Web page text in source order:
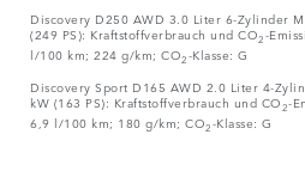
Discovery D250 AWD 3.0 Liter 6-Zylinder
(249 PS): Kraftstoffverbrauch und CO2-
l/100 km; 224 g/km; CO2-Klasse: G
Discovery Sport D165 AWD 2.0 Liter 4-
kW (163 PS): Kraftstoffverbrauch und CO2-
6,9 l/100 km; 180 g/km; CO2-Klasse: G